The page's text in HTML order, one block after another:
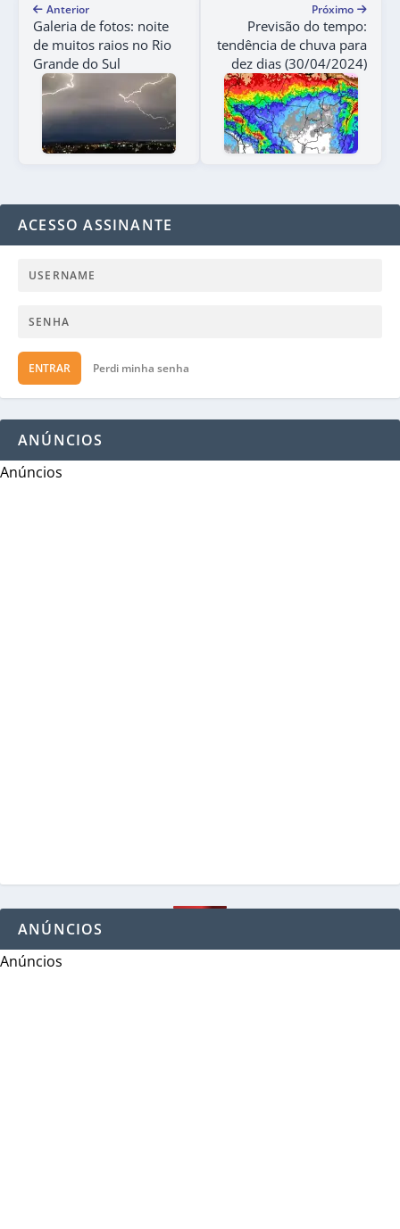
Anterior
Galeria de fotos: noite
de muitos raios no Rio
Grande do Sul
Próximo
Previsão do tempo:
tendência de chuva para
dez dias (30/04/2024)
ACESSO ASSINANTE
ENTRAR Perdi minha senha
ANÚNCIOS
Anúncios
ANÚNCIOS
Anúncios